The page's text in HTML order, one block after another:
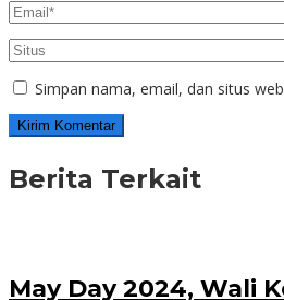
Simpan nama, email, dan situs
Berita Terkait
May Day 2024, Wali